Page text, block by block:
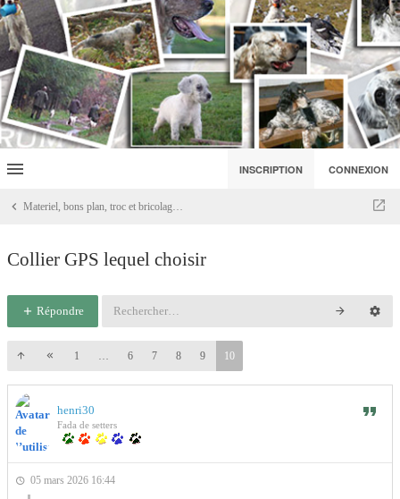
INSCRIPTION CONNEXION
Materiel, bons plan, troc et bricolage ..
Collier GPS lequel choisir
Répondre
1 … 6 7 8 9 10
henri30
Fada de setters
05 mars 2026 16:44